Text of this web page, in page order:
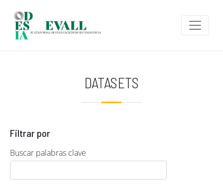
DATASETS
Filtrar por
Buscar palabras clave